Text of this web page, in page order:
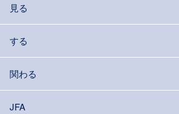
見る
する
関わる
JFA